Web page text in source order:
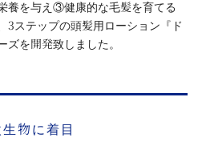
を与え③健康的な毛髪を育てる
3ステップの頭髪用ローション『ド
を開発致しました。
物に着目